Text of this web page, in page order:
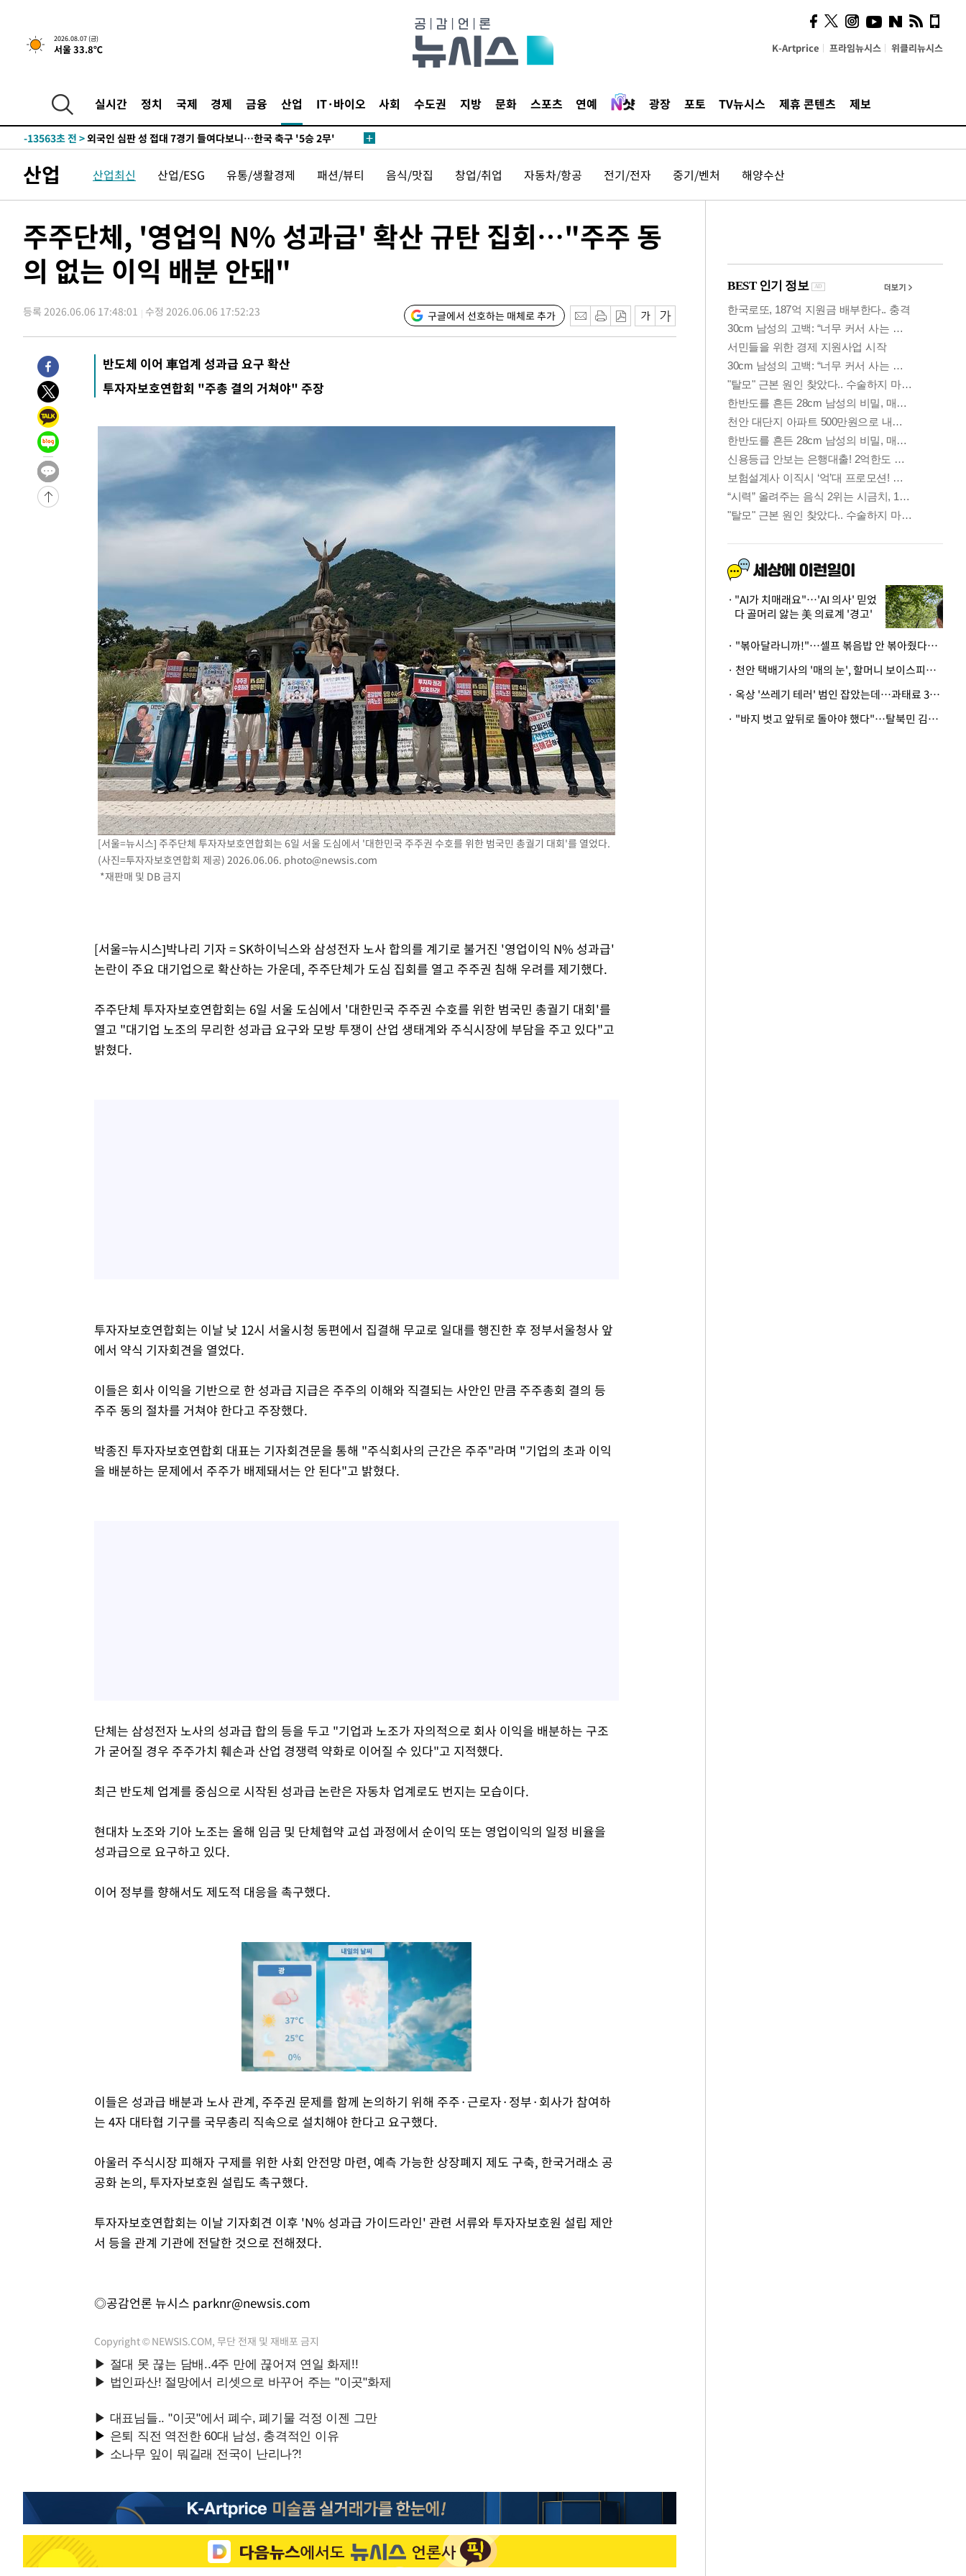
2026.08.07 (금)
서울 33.8℃ K-Artprice 프라임뉴시스 위클리뉴시스
실시간 정치 국제 경제 금융 산업 IT·바이오 사회 수도권 지방 문화 스포츠 연예 광장 포토 TV뉴시스 제휴 콘텐츠 제보
-21214초 전 >[속보]이 대통령, '호우피해' 안동·의성 관할 4개 면 특별재난지역
선포
-21177초 전 >[단독]중수청 지원 검사들, 정원 초과 시 낮은 계급 임용…희망지 못
-17454초 전 >
SK하이닉스, 용인·청주 팹에 54조 투자…"AI 메모리 수요 선제 대
-14310초 전 >
-13563초 전 >외국인 심판 성 접대 7경기 들여다보니…한국 축구 '5승 2무'
-13250초 전 >
[속보]코스피, 6200선 약보합…0.60% 내린 6258.77에 마쳐
-13230초 전 >[속보]원·달러 환율, 7.7원 내린 1416.1원 마감
-10209초 전 >[속보]종합특검, '계엄 수용공간 확보' 신용해 前교정본부장 기소
-9082초 전 > 외신들도 주목한 韓축구 파문…"국민적 공분에 수사 재개"
-9053초 전 >11시간 압수수색에 성접대 파문까지…'쑥대밭' 된 축구협회
태 후임
-4433초 전 >[속보]국힘 윤리위, '돌려차기 발언' 진종오·서범수 징계 절차 개시
4분 전 >[속보] 7월 중국 수출 23.9%↑ 수입 27.5%↑…무역총액 25.3%↑
51분 전 >
[속보]'채상병 순직 책임' 임성근, 항소심도 징역 3년
-30617초 전 >
[속보]이 대통령 "부동산 공급 기존 사고방식 매달리지 말고 과감히
실천"
-29702초 전 >
이란, "오만과 '중앙 단일 루트' 합의…북쪽 인바운드·남쪽 아웃바
운드는 임시"
-21270초 전 >
-21234초 전 >
[속보]이 대통령, '호우피해' 안동·의성 관할 4개 면 특별재난지역
-21197초 전 >
갈 수도
-19168초 전 >
낮 최고 37도 찜통더위…곳곳 소나기·강원 많은 비[내일날씨]
-17474초 전 >
SK하이닉스, 용인·청주 팹에 54조 투자…"AI 메모리 수요 선제 대
여자배구 이재영·이다영 자매, 아제르바이잔 투란VC 입단
외국인 심판 성 접대 7경기 들여다보니…한국 축구 '5승 2무'
[속보]코스닥, 2.86포인트(0.36%) 내린 798.81마감
[속보]코스피, 6200선 약보합…0.60% 내린 6258.77에 마쳐
[속보]원·달러 환율, 7.7원 내린 1416.1원 마감
[속보] 노원서 40.1도 관측…서울, 2018년 이후 첫 40도
[속보]종합특검, '계엄 수용공간 확보' 신용해 前교정본부장 기소
외신들도 주목한 韓축구 파문…"국민적 공분에 수사 재개"
11시간 압수수색에 성접대 파문까지…'쑥대밭' 된 축구협회
[속보]규제합리화위원회 부위원장에 김태유 서울대 공대 교수…이병
[속보]국힘 윤리위, '돌려차기 발언' 진종오·서범수 징계 절차 개시
[속보] 7월 중국 수출 23.9%↑ 수입 27.5%↑…무역총액 25.3%↑
[속보]'채상병 순직 책임' 임성근, 항소심도 징역 3년
산업 산업최신 산업/ESG 유통/생활경제 패션/뷰티 음식/맛집 창업/취업 자동차/항공 전기/전자 중기/벤처 해양수산
주주단체, '영업익 N% 성과급' 확산 규탄 집회…"주주 동
의 없는 이익 배분 안돼"
등록 2026.06.06 17:48:01 수정 2026.06.06 17:52:23 구글에서 선호하는 매체로 추가
반도체 이어 車업계 성과급 요구 확산
투자자보호연합회 "주총 결의 거쳐야" 주장
[서울=뉴시스] 주주단체 투자자보호연합회는 6일 서울 도심에서 '대한민국 주주권 수호를 위한 범국민 총궐기 대회'를 열었다.
(사진=투자자보호연합회 제공) 2026.06.06. photo@newsis.com
*재판매 및 DB 금지
[서울=뉴시스]박나리 기자 = SK하이닉스와 삼성전자 노사 합의를 계기로 불거진 '영업이익 N% 성과급'
논란이 주요 대기업으로 확산하는 가운데, 주주단체가 도심 집회를 열고 주주권 침해 우려를 제기했다.
주주단체 투자자보호연합회는 6일 서울 도심에서 '대한민국 주주권 수호를 위한 범국민 총궐기 대회'를
열고 "대기업 노조의 무리한 성과급 요구와 모방 투쟁이 산업 생태계와 주식시장에 부담을 주고 있다"고
밝혔다.
투자자보호연합회는 이날 낮 12시 서울시청 동편에서 집결해 무교로 일대를 행진한 후 정부서울청사 앞
에서 약식 기자회견을 열었다.
이들은 회사 이익을 기반으로 한 성과급 지급은 주주의 이해와 직결되는 사안인 만큼 주주총회 결의 등
주주 동의 절차를 거쳐야 한다고 주장했다.
박종진 투자자보호연합회 대표는 기자회견문을 통해 "주식회사의 근간은 주주"라며 "기업의 초과 이익
을 배분하는 문제에서 주주가 배제돼서는 안 된다"고 밝혔다.
단체는 삼성전자 노사의 성과급 합의 등을 두고 "기업과 노조가 자의적으로 회사 이익을 배분하는 구조
가 굳어질 경우 주주가치 훼손과 산업 경쟁력 약화로 이어질 수 있다"고 지적했다.
최근 반도체 업계를 중심으로 시작된 성과급 논란은 자동차 업계로도 번지는 모습이다.
현대차 노조와 기아 노조는 올해 임금 및 단체협약 교섭 과정에서 순이익 또는 영업이익의 일정 비율을
성과급으로 요구하고 있다.
이어 정부를 향해서도 제도적 대응을 촉구했다.
Mute
이들은 성과급 배분과 노사 관계, 주주권 문제를 함께 논의하기 위해 주주·근로자·정부·회사가 참여하
는 4자 대타협 기구를 국무총리 직속으로 설치해야 한다고 요구했다.
아울러 주식시장 피해자 구제를 위한 사회 안전망 마련, 예측 가능한 상장폐지 제도 구축, 한국거래소 공
공화 논의, 투자자보호원 설립도 촉구했다.
투자자보호연합회는 이날 기자회견 이후 'N% 성과급 가이드라인' 관련 서류와 투자자보호원 설립 제안
서 등을 관계 기관에 전달한 것으로 전해졌다.
◎공감언론 뉴시스 parknr@newsis.com
Copyright © NEWSIS.COM, 무단 전재 및 재배포 금지
시, 스마트폰 액세서리에
NFC 더했다
"AI가 치매래요"…'AI 의사' 믿었
다 골머리 앓는 美 의료계 '경고'
· "볶아달라니까!"…셀프 볶음밥 안 볶아줬다고 사장 폭행한 손님
· 천안 택배기사의 '매의 눈', 할머니 보이스피싱 피해 막아
· 옥상 '쓰레기 테러' 범인 잡았는데…과태료 3만원 처분에 숙박업주 허탈
· "바지 벗고 앞뒤로 돌아야 했다"…탈북민 김서아, 기쁨조 검사 수치심 회상